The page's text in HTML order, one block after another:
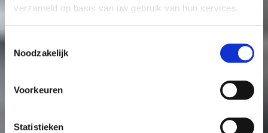
verzameld op basis van uw gebruik van hun services.
Toestemmingsselectie
Noodzakelijk
Voorkeuren
Statistieken